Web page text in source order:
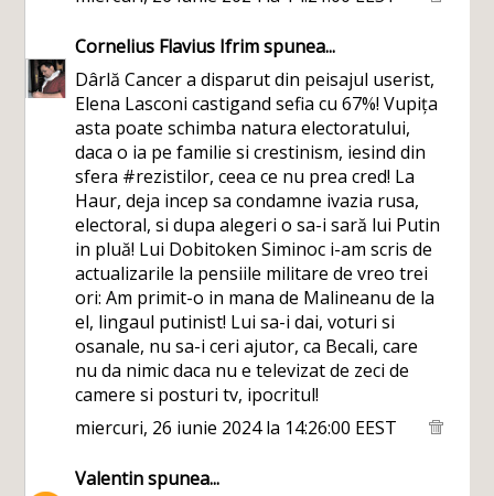
Cornelius Flavius Ifrimspunea...
Dârlă Cancer a disparut din peisajul userist,
Elena Lasconi castigand sefia cu 67%! Vupița
asta poate schimba natura electoratului,
daca o ia pe familie si crestinism, iesind din
sfera #rezistilor, ceea ce nu prea cred! La
Haur, deja incep sa condamne ivazia rusa,
electoral, si dupa alegeri o sa-i sară lui Putin
in pluă! Lui Dobitoken Siminoc i-am scris de
actualizarile la pensiile militare de vreo trei
ori: Am primit-o in mana de Malineanu de la
el, lingaul putinist! Lui sa-i dai, voturi si
osanale, nu sa-i ceri ajutor, ca Becali, care
nu da nimic daca nu e televizat de zeci de
camere si posturi tv, ipocritul!
miercuri, 26 iunie 2024 la 14:26:00 EEST
Valentinspunea...